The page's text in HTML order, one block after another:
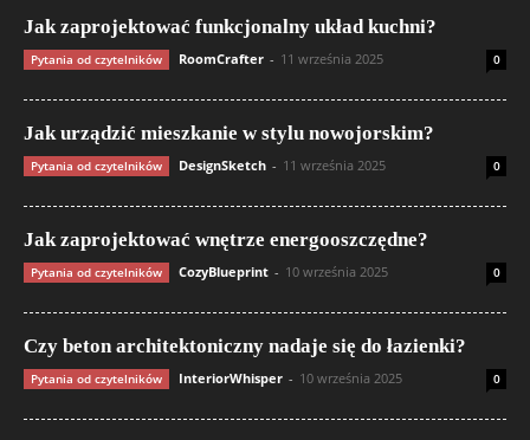
Jak zaprojektować funkcjonalny układ kuchni?
Pytania od czytelników RoomCrafter - 11 września 2025 0
Jak urządzić mieszkanie w stylu nowojorskim?
Pytania od czytelników DesignSketch - 11 września 2025 0
Jak zaprojektować wnętrze energooszczędne?
Pytania od czytelników CozyBlueprint - 10 września 2025 0
Czy beton architektoniczny nadaje się do łazienki?
Pytania od czytelników InteriorWhisper - 10 września 2025 0